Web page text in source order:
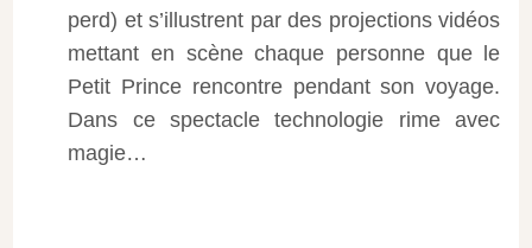
perd) et s’illustrent par des projections vidéos
mettant en scène chaque personne que le
Petit Prince rencontre pendant son voyage.
Dans ce spectacle technologie rime avec
magie…